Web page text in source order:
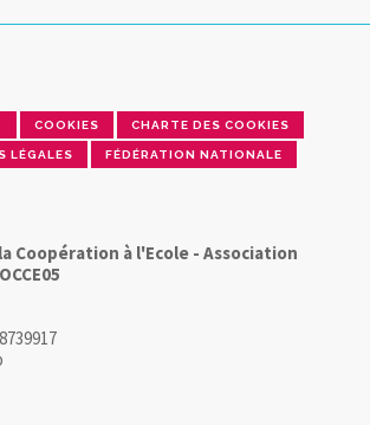
COOKIES CHARTE DES COOKIES
LÉGALES FÉDÉRATION NATIONALE
Coopération à l'Ecole - Association